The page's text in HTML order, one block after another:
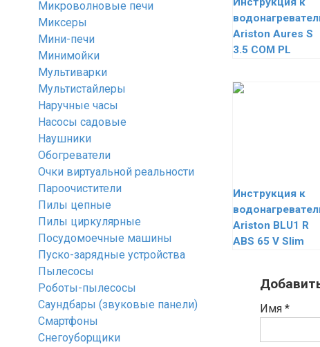
Ariston Aures S
3.5 COM PL
Инструкция к
Ariston BLU1 R
ABS 65 V Slim
Имя *
Микроволновые печи
Миксеры
Мини-печи
Минимойки
Мультиварки
Мультистайлеры
Наручные часы
Насосы садовые
Наушники
Обогреватели
Очки виртуальной реальности
Пароочистители
Пилы цепные
Пилы циркулярные
Посудомоечные машины
Пуско-зарядные устройства
Пылесосы
Роботы-пылесосы
Саундбары (звуковые панели)
Смартфоны
Снегоуборщики